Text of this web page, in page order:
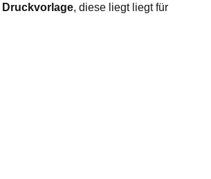
Druckvorlage, diese liegt liegt für